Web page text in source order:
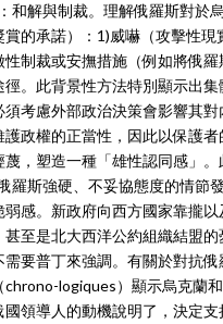
和解與制裁。理解俄羅斯對
的承諾）：1)威嚇（攻擊性
制裁或安撫措施（例如將俄
。此背景性方法特別顯示出
考慮外部政治決策會影響其
政權的正當性，因此以保護
，塑造一種「雄性認同感」
羅斯強硬、不妥協態度的情
感。新政府向西方國家靠攏
至是北大西洋公約組織結盟
要普丁來強調。有關於對抗
logiques）顯示烏克蘭
領導人的動機說明了，決定